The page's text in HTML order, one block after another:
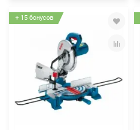
+ 15 бонусов